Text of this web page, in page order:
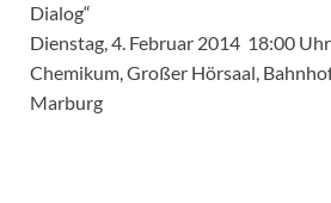
Dialog“
Dienstag, 4. Februar 2014 18:00 Uhr
Chemikum, Großer Hörsaal,
Marburg